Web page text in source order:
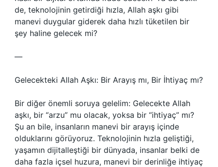
de, teknolojinin getirdiği hızla, Allah aşkı gibi
manevi duygular giderek daha hızlı tüketilen bir
şey haline gelecek mi?
—
Gelecekteki Allah Aşkı: Bir Arayış mı, Bir İhtiyaç mı?
Bir diğer önemli soruya gelelim: Gelecekte Allah
aşkı, bir “arzu” mu olacak, yoksa bir “ihtiyaç” mı?
Şu an bile, insanların manevi bir arayış içinde
olduklarını görüyoruz. Teknolojinin hızla geliştiği,
yaşamın dijitalleştiği bir dünyada, insanlar belki de
daha fazla içsel huzura, manevi bir derinliğe ihtiyaç